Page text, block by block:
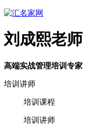
刘成熙老师
高端实战管理培训专家
培训讲师
培训课程
培训讲师